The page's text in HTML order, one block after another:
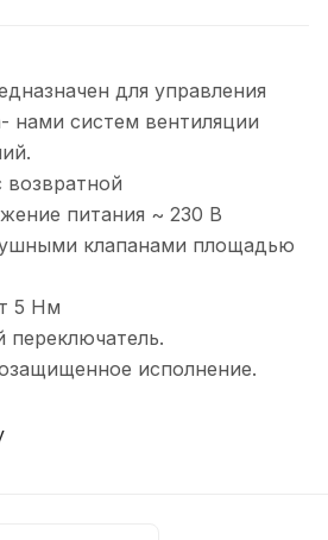
для управления
нами систем вентиляции
питания ~ 230 В
клапанами площадью
5 Нм
исполнение.